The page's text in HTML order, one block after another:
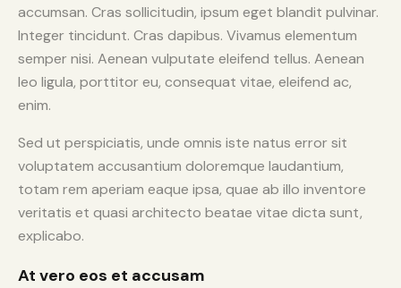
accumsan. Cras sollicitudin, ipsum eget blandit pulvinar.
Integer tincidunt. Cras dapibus. Vivamus elementum
semper nisi. Aenean vulputate eleifend tellus. Aenean
leo ligula, porttitor eu, consequat vitae, eleifend ac,
enim.
Sed ut perspiciatis, unde omnis iste natus error sit
voluptatem accusantium doloremque laudantium,
totam rem aperiam eaque ipsa, quae ab illo inventore
veritatis et quasi architecto beatae vitae dicta sunt,
explicabo.
At vero eos et accusam